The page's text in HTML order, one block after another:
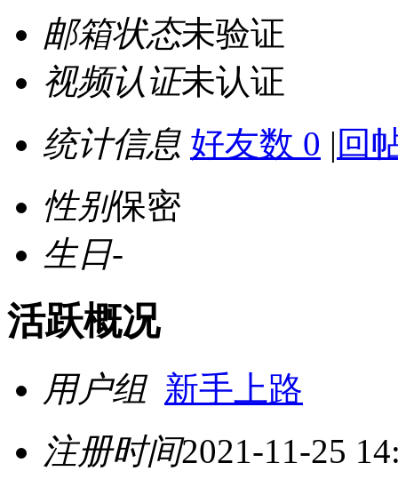
邮箱状态未验证
视频认证未认证
统计信息 好友数 0 | 回
性别保密
生日-
活跃概况
用户组 新手上路
注册时间2021-11-25